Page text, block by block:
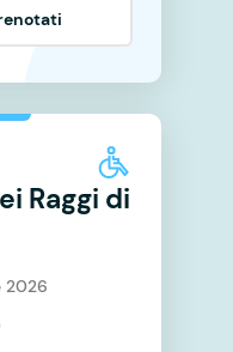
Raggi di
2026